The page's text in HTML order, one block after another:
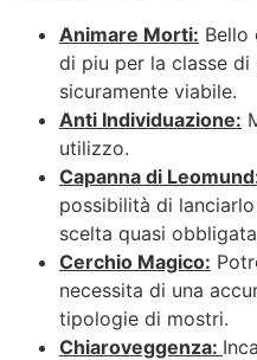
Animare Morti: Bello
di piu per la classe di
sicuramente viabile.
Anti Individuazione:
utilizzo.
Capanna di
possibilità di
scelta quasi
Cerchio Magico:
necessita di una
tipologie di mostri.
Chiaroveggenza: